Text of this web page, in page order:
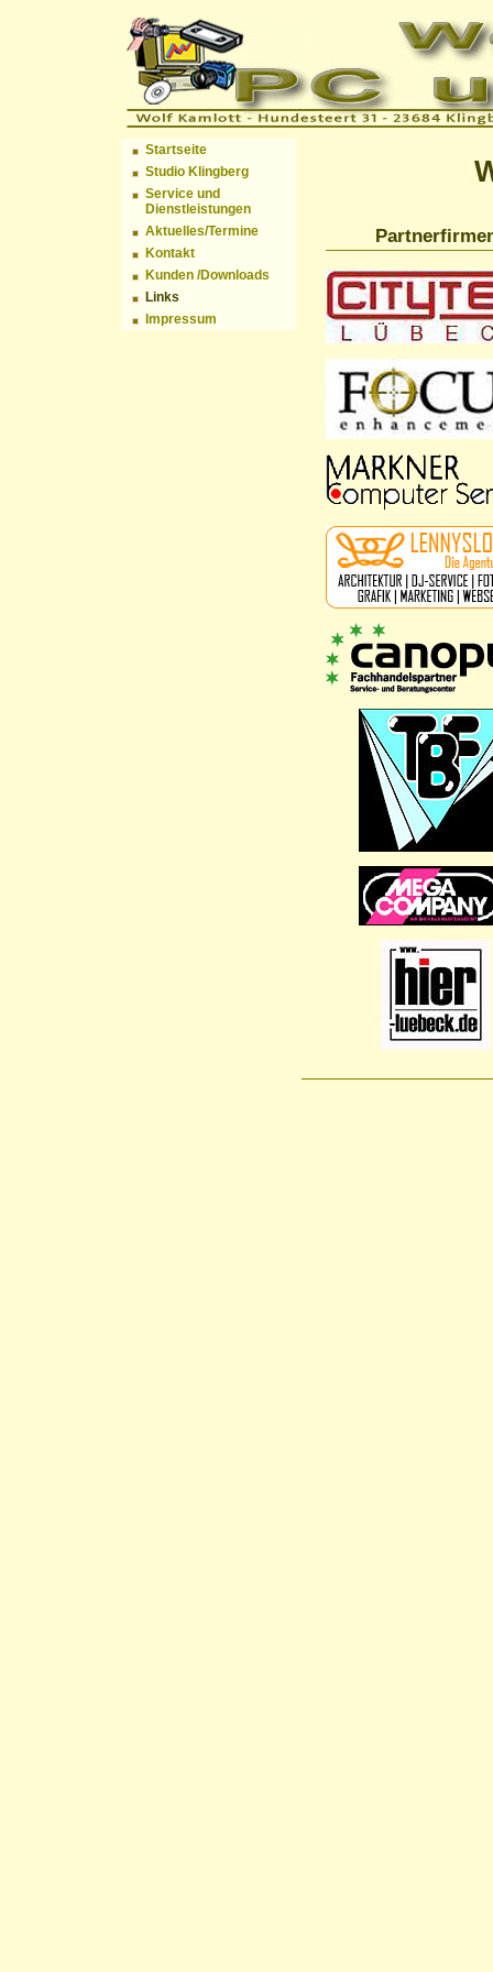
Startseite
Studio Klingberg
Service und
Dienstleistungen
Aktuelles/Termine
Kontakt
Kunden /Downloads
Links
Impressum